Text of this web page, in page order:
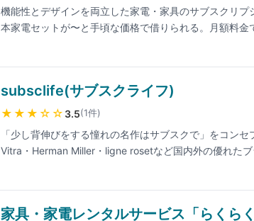
機能性とデザインを両立した家電・家具のサブスクリ
本家電セットが〜と手頃な価格で借りられる。月額料
subsclife(サブスクライフ)
★★★ ☆☆ 3.5(1件)
「少し背伸びをする憧れの名作はサブスクで」をコン
Vitra・Herman Miller・ligne rosetなど国内外の優れた
家具・家電レンタルサービス「らくらく